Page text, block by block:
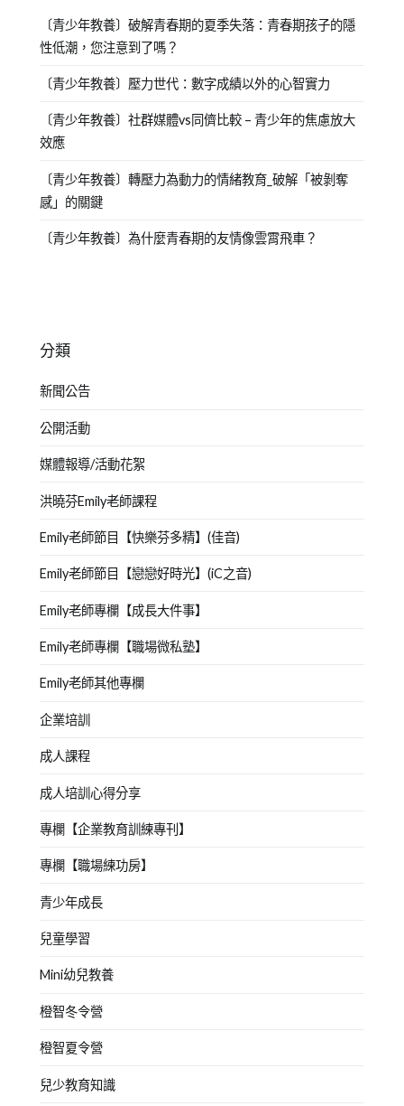
〔青少年教養〕破解青春期的夏季失落：青春期孩子的隱
性低潮，您注意到了嗎？
〔青少年教養〕壓力世代：數字成績以外的心智實力
〔青少年教養〕社群媒體vs同儕比較 – 青少年的焦慮放大
效應
〔青少年教養〕轉壓力為動力的情緒教育_破解「被剝奪
感」的關鍵
〔青少年教養〕為什麼青春期的友情像雲霄飛車？
分類
新聞公告
公開活動
媒體報導/活動花絮
洪曉芬Emily老師課程
Emily老師節目【快樂芬多精】(佳音)
Emily老師節目【戀戀好時光】(iC之音)
Emily老師專欄【成長大件事】
Emily老師專欄【職場微私塾】
Emily老師其他專欄
企業培訓
成人課程
成人培訓心得分享
專欄【企業教育訓練專刊】
專欄【職場練功房】
青少年成長
兒童學習
Mini幼兒教養
橙智冬令營
橙智夏令營
兒少教育知識